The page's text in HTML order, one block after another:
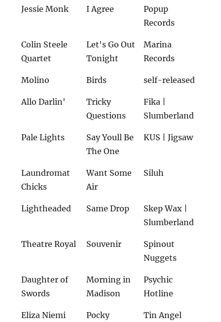
Jessie Monk I Agree
Popup
Records
Colin Steele
Quartet
Let's Go Out
Tonight
Marina
Records
Molino Birds self-released
Allo Darlin'
Tricky
Questions
Fika |
Slumberland
Pale Lights
Say Youll Be
The One
KUS | Jigsaw
Laundromat
Chicks
Want Some
Air
Siluh
Lightheaded Same Drop
Skep Wax |
Slumberland
Theatre Royal Souvenir
Spinout
Nuggets
Daughter of
Swords
Morning in
Madison
Psychic
Hotline
Eliza Niemi Pocky
Tin Angel